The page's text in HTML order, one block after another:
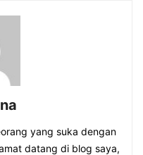
yang suka dengan
datang di blog saya,